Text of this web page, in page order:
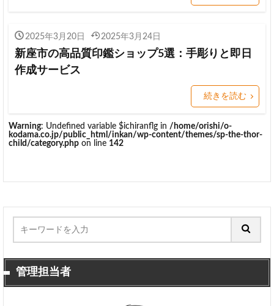
2025年3月20日 2025年3月24日
新座市の高品質印鑑ショップ5選：手彫りと即日
作成サービス
続きを読む
Warning: Undefined variable $ichiranflg in /home/orishi/o-
kodama.co.jp/public_html/inkan/wp-content/themes/sp-the-thor-
child/category.php on line 142
管理担当者